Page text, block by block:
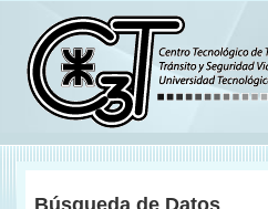
Menu
Búsqueda de Datos